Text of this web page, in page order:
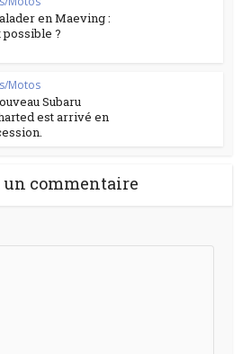
en Maeving :
possible ?
Motos
Subaru
est arrivé en
un commentaire